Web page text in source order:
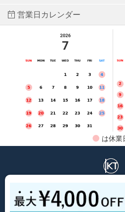
営業日カレンダー
● は休業
プライバシーポリシー 特定